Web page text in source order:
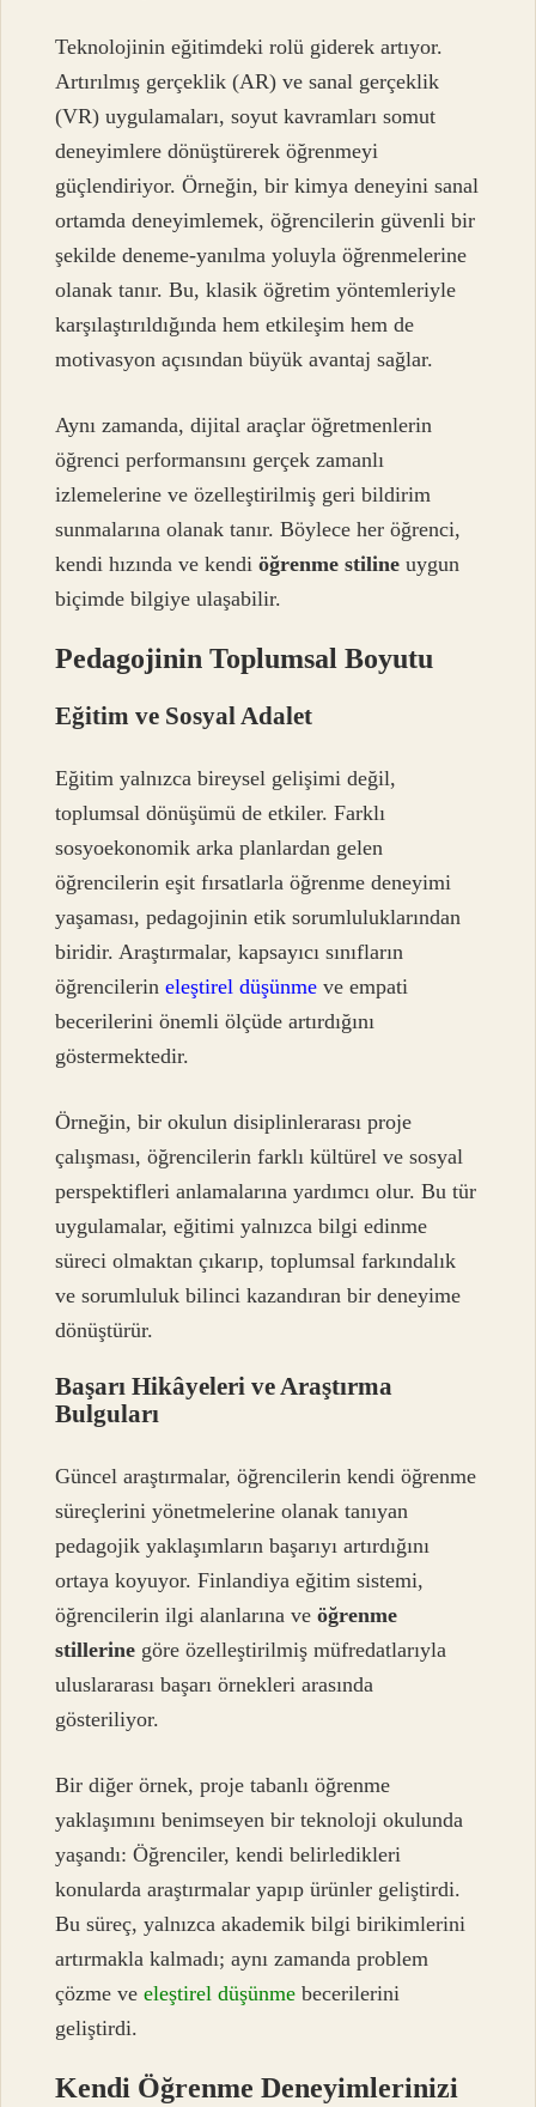
Teknolojinin eğitimdeki rolü giderek artıyor.
Artırılmış gerçeklik (AR) ve sanal gerçeklik
(VR) uygulamaları, soyut kavramları somut
deneyimlere dönüştürerek öğrenmeyi
güçlendiriyor. Örneğin, bir kimya deneyini sanal
ortamda deneyimlemek, öğrencilerin güvenli bir
şekilde deneme-yanılma yoluyla öğrenmelerine
olanak tanır. Bu, klasik öğretim yöntemleriyle
karşılaştırıldığında hem etkileşim hem de
motivasyon açısından büyük avantaj sağlar.
Aynı zamanda, dijital araçlar öğretmenlerin
öğrenci performansını gerçek zamanlı
izlemelerine ve özelleştirilmiş geri bildirim
sunmalarına olanak tanır. Böylece her öğrenci,
kendi hızında ve kendiöğrenme stiline uygun
biçimde bilgiye ulaşabilir.
Pedagojinin Toplumsal Boyutu
Eğitim ve Sosyal Adalet
Eğitim yalnızca bireysel gelişimi değil,
toplumsal dönüşümü de etkiler. Farklı
sosyoekonomik arka planlardan gelen
öğrencilerin eşit fırsatlarla öğrenme deneyimi
yaşaması, pedagojinin etik sorumluluklarından
biridir. Araştırmalar, kapsayıcı sınıfların
öğrencilerineleştirel düşünme ve empati
becerilerini önemli ölçüde artırdığını
göstermektedir.
Örneğin, bir okulun disiplinlerarası proje
çalışması, öğrencilerin farklı kültürel ve sosyal
perspektifleri anlamalarına yardımcı olur. Bu tür
uygulamalar, eğitimi yalnızca bilgi edinme
süreci olmaktan çıkarıp, toplumsal farkındalık
ve sorumluluk bilinci kazandıran bir deneyime
dönüştürür.
Başarı Hikâyeleri ve Araştırma
Bulguları
Güncel araştırmalar, öğrencilerin kendi öğrenme
süreçlerini yönetmelerine olanak tanıyan
pedagojik yaklaşımların başarıyı artırdığını
ortaya koyuyor. Finlandiya eğitim sistemi,
öğrencilerin ilgi alanlarına veöğrenme
stillerine göre özelleştirilmiş müfredatlarıyla
uluslararası başarı örnekleri arasında
gösteriliyor.
Bir diğer örnek, proje tabanlı öğrenme
yaklaşımını benimseyen bir teknoloji okulunda
yaşandı: Öğrenciler, kendi belirledikleri
konularda araştırmalar yapıp ürünler geliştirdi.
Bu süreç, yalnızca akademik bilgi birikimlerini
artırmakla kalmadı; aynı zamanda problem
çözme veeleştirel düşünme becerilerini
geliştirdi.
Kendi Öğrenme Deneyimlerinizi